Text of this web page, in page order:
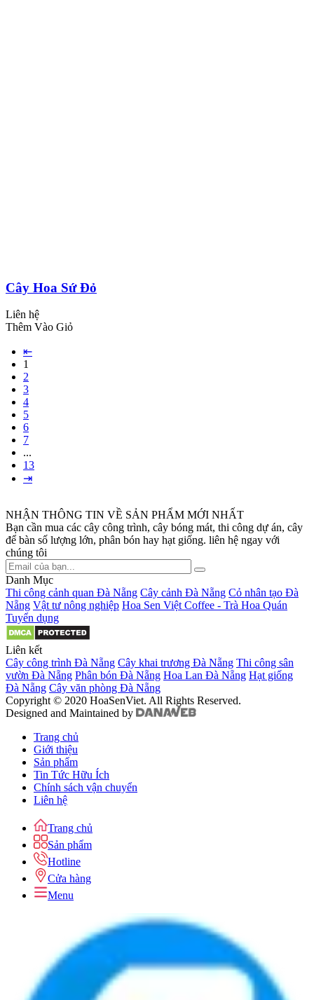
Cây Hoa Sứ Đỏ
Liên hệ
Thêm Vào Giỏ
⇤
1
2
3
4
5
6
7
...
13
⇥
NHẬN THÔNG TIN VỀ SẢN PHẨM MỚI NHẤT
Bạn cần mua các cây công trình, cây bóng mát, thi công dự án, cây
để bàn số lượng lớn, phân bón hay hạt giống. liên hệ ngay với
chúng tôi
Danh Mục
Thi công cảnh quan Đà Nẵng Cây cảnh Đà Nẵng Cỏ nhân tạo Đà
Nẵng Vật tư nông nghiệp Hoa Sen Việt Coffee - Trà Hoa Quán
Tuyển dụng
Liên kết
Cây công trình Đà Nẵng Cây khai trương Đà Nẵng Thi công sân
vườn Đà Nẵng Phân bón Đà Nẵng Hoa Lan Đà Nẵng Hạt giống
Đà Nẵng Cây văn phòng Đà Nẵng
Copyright © 2020 HoaSenViet. All Rights Reserved.
Designed and Maintained by
Trang chủ
Giới thiệu
Sản phẩm
Tin Tức Hữu Ích
Chính sách vận chuyển
Liên hệ
Trang chủ
Sản phẩm
Hotline
Cửa hàng
Menu